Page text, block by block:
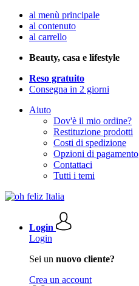
al menù principale
al contenuto
al carrello
Beauty, casa e lifestyle
Reso gratuito
Consegna in 2 giorni
Aiuto
Dov'è il mio ordine?
Restituzione prodotti
Costi di spedizione
Opzioni di pagamento
Contattaci
Tutti i temi
Login
Login
Sei un nuovo cliente?
Crea un account